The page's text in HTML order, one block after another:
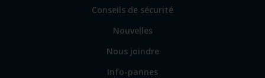
sites
Conseils de sécurité
Nouvelles
Nous joindre
Info-pannes